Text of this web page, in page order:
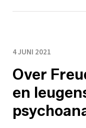
4 JUNI 2021
Over
en